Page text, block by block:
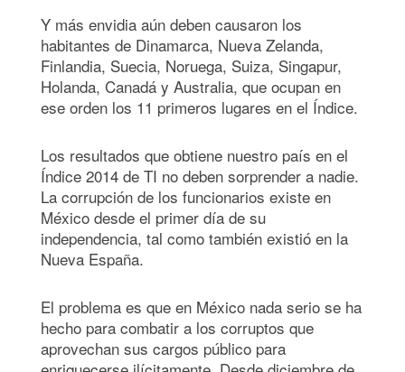
Y más envidia aún deben causaron los
habitantes de Dinamarca, Nueva Zelanda,
Finlandia, Suecia, Noruega, Suiza, Singapur,
Holanda, Canadá y Australia, que ocupan en
ese orden los 11 primeros lugares en el Índice.
Los resultados que obtiene nuestro país en el
Índice 2014 de TI no deben sorprender a nadie.
La corrupción de los funcionarios existe en
México desde el primer día de su
independencia, tal como también existió en la
Nueva España.
El problema es que en México nada serio se ha
hecho para combatir a los corruptos que
aprovechan sus cargos público para